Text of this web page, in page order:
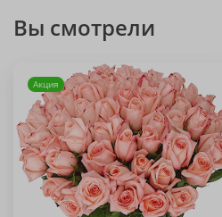
Вы смотрели
Акция